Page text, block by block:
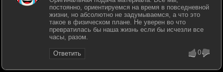
постоянно, ориентируемся на время в повседневной
жизни, но абсолютно не задумываемся, а что это
такое в физическом плане. Не уверен во что
превратилась бы наша жизнь если бы исчезли все
часы, разом.
Ответить 0